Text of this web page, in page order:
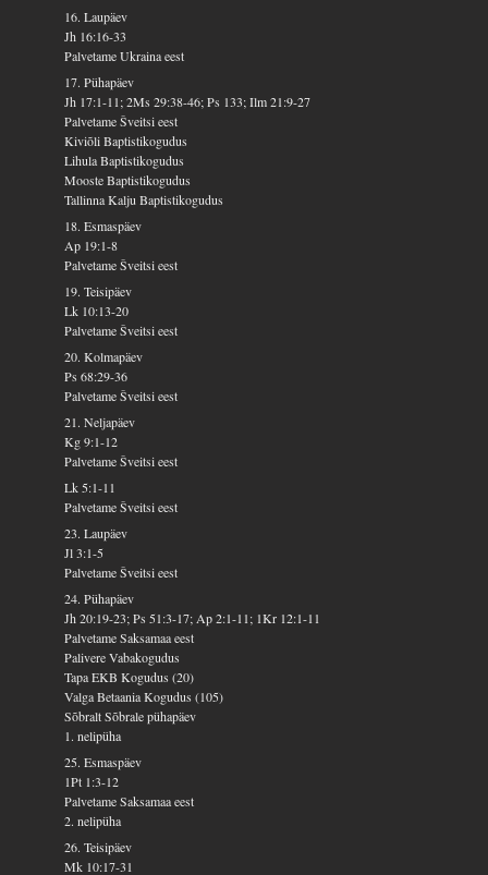
16. Laupäev
Jh 16:16-33
Palvetame Ukraina eest
17. Pühapäev
Jh 17:1-11; 2Ms 29:38-46; Ps 133; Ilm 21:9-27
Palvetame Šveitsi eest
Kiviõli Baptistikogudus
Lihula Baptistikogudus
Mooste Baptistikogudus
Tallinna Kalju Baptistikogudus
18. Esmaspäev
Ap 19:1-8
Palvetame Šveitsi eest
19. Teisipäev
Lk 10:13-20
Palvetame Šveitsi eest
20. Kolmapäev
Ps 68:29-36
Palvetame Šveitsi eest
21. Neljapäev
Kg 9:1-12
Palvetame Šveitsi eest
Lk 5:1-11
Palvetame Šveitsi eest
23. Laupäev
Jl 3:1-5
Palvetame Šveitsi eest
24. Pühapäev
Jh 20:19-23; Ps 51:3-17; Ap 2:1-11; 1Kr 12:1-11
Palvetame Saksamaa eest
Palivere Vabakogudus
Tapa EKB Kogudus (20)
Valga Betaania Kogudus (105)
Sõbralt Sõbrale pühapäev
1. nelipüha
25. Esmaspäev
1Pt 1:3-12
Palvetame Saksamaa eest
2. nelipüha
26. Teisipäev
Mk 10:17-31